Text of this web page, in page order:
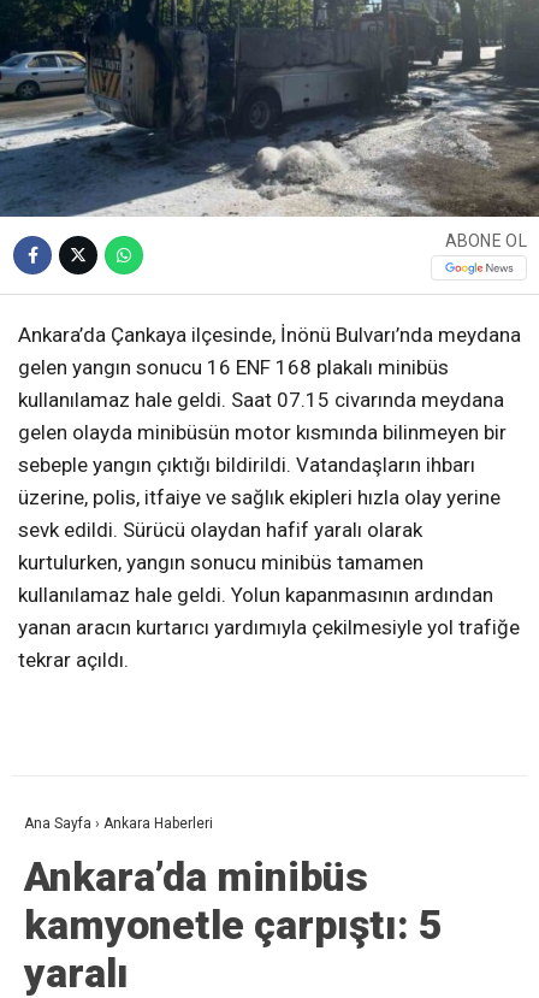
ABONE OL
Ankara’da Çankaya ilçesinde, İnönü Bulvarı’nda meydana
gelen yangın sonucu 16 ENF 168 plakalı minibüs
kullanılamaz hale geldi. Saat 07.15 civarında meydana
gelen olayda minibüsün motor kısmında bilinmeyen bir
sebeple yangın çıktığı bildirildi. Vatandaşların ihbarı
üzerine, polis, itfaiye ve sağlık ekipleri hızla olay yerine
sevk edildi. Sürücü olaydan hafif yaralı olarak
kurtulurken, yangın sonucu minibüs tamamen
kullanılamaz hale geldi. Yolun kapanmasının ardından
yanan aracın kurtarıcı yardımıyla çekilmesiyle yol trafiğe
tekrar açıldı.
Ana Sayfa › Ankara Haberleri
Ankara’da minibüs
kamyonetle çarpıştı: 5
yaralı